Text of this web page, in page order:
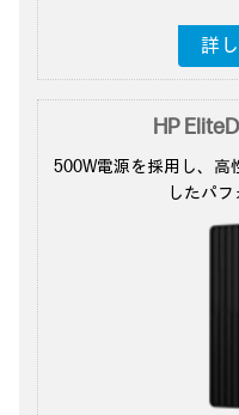
詳
HP
500W電源を採用し、 高
したパフ